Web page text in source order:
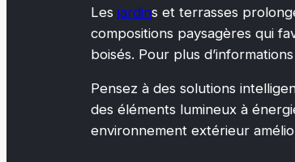
Les jardins et terrasses
compositions paysagères qui
boisés. Pour plus
Pensez à des solutions
des éléments lumineux à
environnement extérieur